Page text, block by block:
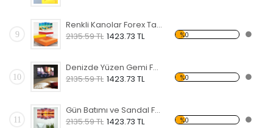
9
Renkli Kanolar Forex Tablo
2135.59 TL 1423.73 TL %0
10
Denizde Yüzen Gemi Forex Tablo
2135.59 TL 1423.73 TL %0
11
Gün Batımı ve Sandal Forex Tablo
2135.59 TL 1423.73 TL %0